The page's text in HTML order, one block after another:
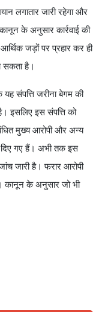
लगातार जारी रहेगा और
के अनुसार कार्रवाई की
जड़ों पर प्रहार कर ही
सकता है।
संपत्ति जरीना बेगम की
इसलिए इस संपत्ति को
मुख्य आरोपी और अन्य
गए हैं। अभी तक इस
जारी है। फरार आरोपी
कानून के अनुसार जो भी